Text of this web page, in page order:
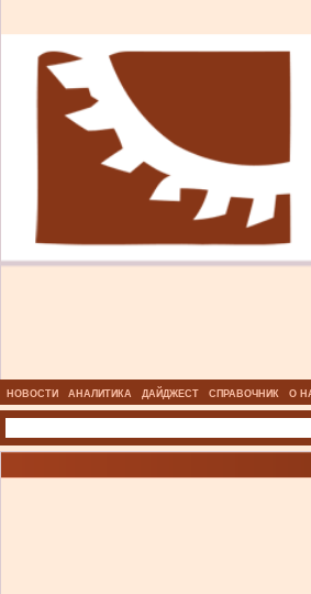
НОВОСТИ АНАЛИТИКА ДАЙДЖЕСТ СПРАВОЧНИК О